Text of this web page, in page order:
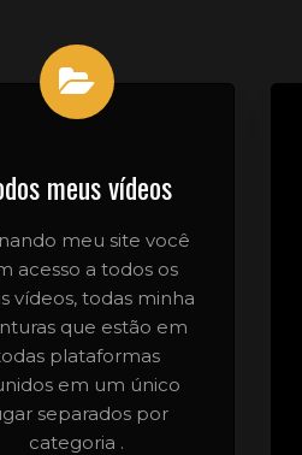
meus vídeos
meu site você
acesso a todos os
vídeos, todas minha
que estão em
plataformas
em um único
separados por
categoria .